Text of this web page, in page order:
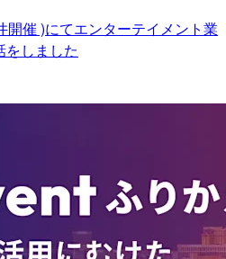
開催 )にてエンターテイメント業
をしました